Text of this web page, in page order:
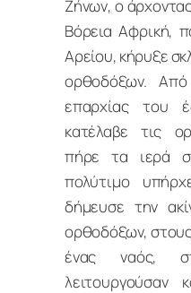
Ζήνων, ο
Βόρεια Αφρική,
Αρείου, κήρυξε
ορθοδόξων.
επαρχίας του
κατέλαβε τις
πήρε τα ιερά
πολύτιμο
δήμευσε την
ορθοδόξων,
ένας ναός,
λειτουργούσαν